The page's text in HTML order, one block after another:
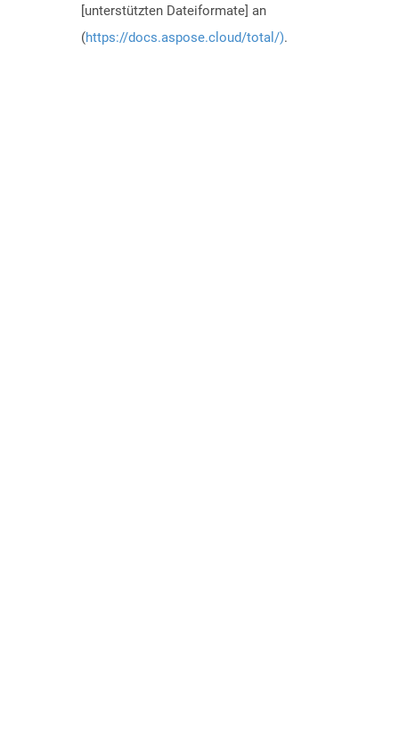
[unterstützten Dateiformate] an
(https://docs.aspose.cloud/total/).